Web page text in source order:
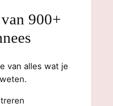
900+
van alles wat je